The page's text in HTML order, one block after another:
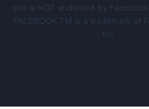
site is NOT endorsed by
FACEBOOK TM is a trademark of
Inc.